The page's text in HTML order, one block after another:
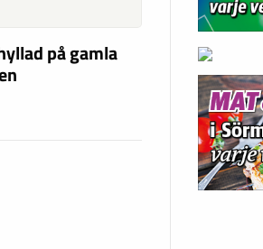
på gamla